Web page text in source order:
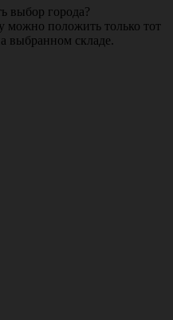
выбор города?
можно положить только тот
выбранном складе.